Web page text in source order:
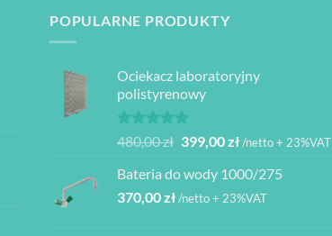
POPULARNE PRODUKTY
Ociekacz laboratoryjny
polistyrenowy
Oceniono
na 5
480,00zł Pierwotna
wynosiła:
480,00 zł.
399,00złAktualna
wynosi:
399,00 zł.
/netto + 23%VAT
Bateria do wody 1000/275
370,00zł/netto + 23%VAT